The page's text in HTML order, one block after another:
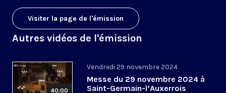
Visiter la page de l'émission
Autres vidéos de l'émission
40:00
Vendredi 29 novembre 2024
Messe du 29 novembre 2024 à
Saint-Germain-l’Auxerrois